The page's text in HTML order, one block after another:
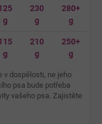
g
230
g
280+
g
g
210
g
250+
g
v dospělosti, ne jeho
psa bude potřeba
vašeho psa. Zajistěte